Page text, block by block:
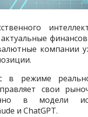
компании
в режиме
свои
в модели
и ChatGPT.